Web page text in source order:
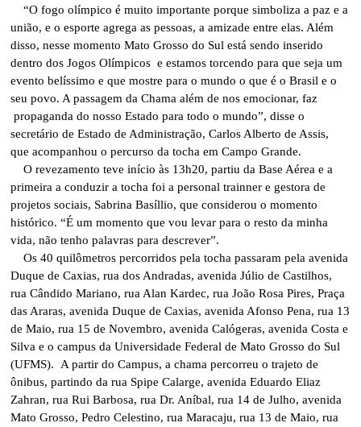
“O fogo olímpico é muito importante porque simboliza a paz e a
união, e o esporte agrega as pessoas, a amizade entre elas. Além
disso, nesse momento Mato Grosso do Sul está sendo inserido
dentro dos Jogos Olímpicos e estamos torcendo para que seja um
evento belíssimo e que mostre para o mundo o que é o Brasil e o
seu povo. A passagem da Chama além de nos emocionar, faz
propaganda do nosso Estado para todo o mundo”, disse o
secretário de Estado de Administração, Carlos Alberto de Assis,
que acompanhou o percurso da tocha em Campo Grande.
O revezamento teve início às 13h20, partiu da Base Aérea e a
primeira a conduzir a tocha foi a personal trainner e gestora de
projetos sociais, Sabrina Basíllio, que considerou o momento
histórico. “É um momento que vou levar para o resto da minha
vida, não tenho palavras para descrever”.
Os 40 quilômetros percorridos pela tocha passaram pela avenida
Duque de Caxias, rua dos Andradas, avenida Júlio de Castilhos,
rua Cândido Mariano, rua Alan Kardec, rua João Rosa Pires, Praça
das Araras, avenida Duque de Caxias, avenida Afonso Pena, rua 13
de Maio, rua 15 de Novembro, avenida Calógeras, avenida Costa e
Silva e o campus da Universidade Federal de Mato Grosso do Sul
(UFMS). A partir do Campus, a chama percorreu o trajeto de
ônibus, partindo da rua Spipe Calarge, avenida Eduardo Eliaz
Zahran, rua Rui Barbosa, rua Dr. Aníbal, rua 14 de Julho, avenida
Mato Grosso, Pedro Celestino, rua Maracaju, rua 13 de Maio, rua